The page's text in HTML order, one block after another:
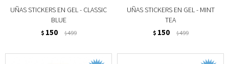
UÑAS STICKERS EN GEL - CLASSIC
BLUE
$ 150 $499
UÑAS STICKERS EN GEL - MINT
TEA
$ 150 $499